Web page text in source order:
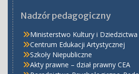
Nadzór pedagogiczny
Ministerstwo Kultury i
Centrum Edukacji Artystycznej
Szkoły Niepubliczne
Akty prawne – dział prawny CEA